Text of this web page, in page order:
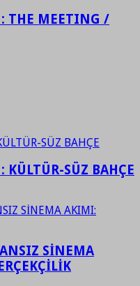
THE MEETING /
KÜLTÜR-SÜZ BAHÇE
SİNEMA